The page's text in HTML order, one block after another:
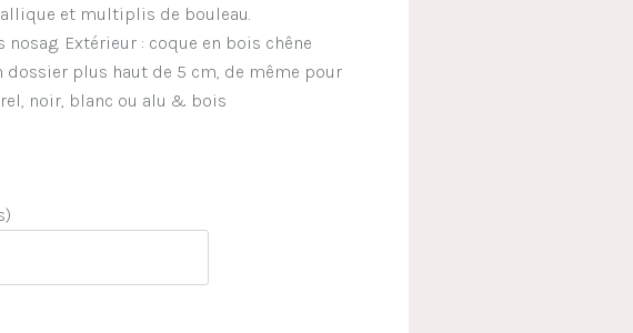
et multiplis de bouleau.
Extérieur : coque en bois chêne
dossier plus haut de 5 cm, de même pour
noir, blanc ou alu & bois